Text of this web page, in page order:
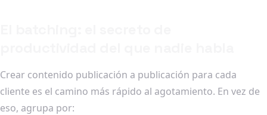
Crear contenido publicación a publicación para cada
cliente es el camino más rápido al agotamiento. En vez de
eso, agrupa por: